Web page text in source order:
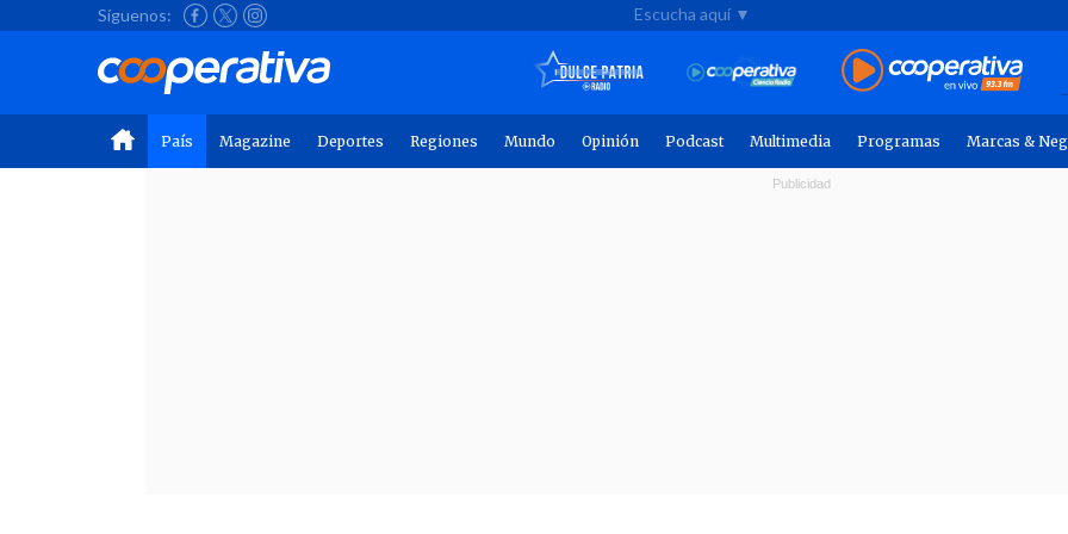
Síguenos: Escucha aquí ▼
País Magazine Deportes Regiones Mundo Opinión Podcast Multimedia Programas Marcas &